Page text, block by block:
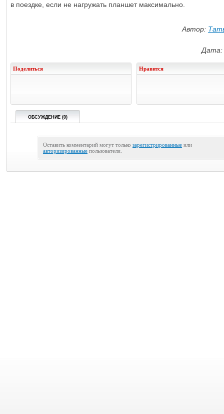
в поездке, если не нагружать планшет максимально.
Автор:
Дата:
Поделиться Нравится
ОБСУЖДЕНИЕ (0)
Оставить комментарий могут только зарегистрированные или
авторизированные пользователи.